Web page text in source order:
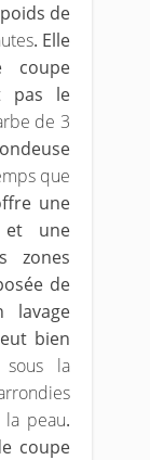
de
. Elle
coupe
pas le
de 3
que
une
et une
zones
de
lavage
bien
la
peau.
coupe